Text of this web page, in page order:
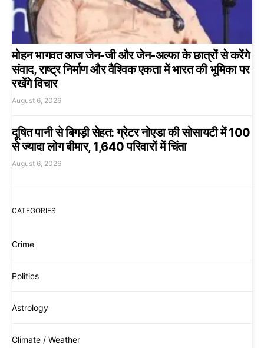
मोहन भागवत आज जेन-जी और जेन-अल्फा के छात्रों से करेंगे
संवाद, राष्ट्र निर्माण और वैश्विक एकता में भारत की भूमिका पर
रखेंगे विचार
August 6, 2026
दूषित पानी से बिगड़ी सेहत: ग्रेटर नोएडा की सोसायटी में 100
से ज्यादा लोग बीमार, 1,640 परिवारों में चिंता
August 6, 2026
CATEGORIES
Crime
Politics
Astrology
Climate / Weather